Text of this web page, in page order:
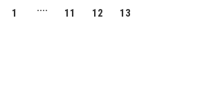
1 .... 11 12 13